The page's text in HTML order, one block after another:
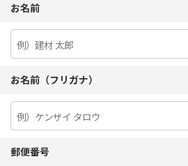
お名前
お名前（フリガナ）
郵便番号